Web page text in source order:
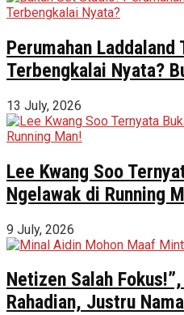
Perumahan Laddaland
Terbengkalai Nyata?
13 July, 2026
Lee Kwang Soo
Ngelawak di Running
9 July, 2026
Netizen Salah
Rahadian, Justru